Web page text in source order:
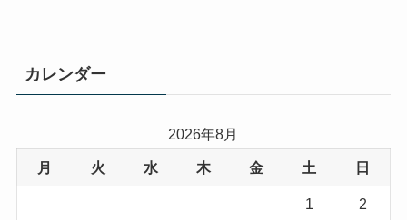
カレンダー
2026年8月
月 火 水 木 金 土 日
1 2